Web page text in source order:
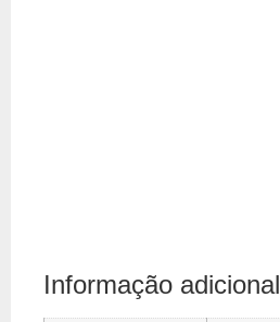
Informação adicional